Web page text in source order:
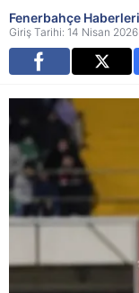
Fenerbahçe Haberleri
Giriş Tarihi: 14 Nisan